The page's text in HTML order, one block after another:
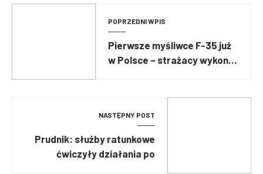
POPRZEDNI WPIS
Pierwsze myśliwce F-35 już
w Polsce – strażacy wykonali
NASTĘPNY POST
Prudnik: służby ratunkowe
ćwiczyły działania po